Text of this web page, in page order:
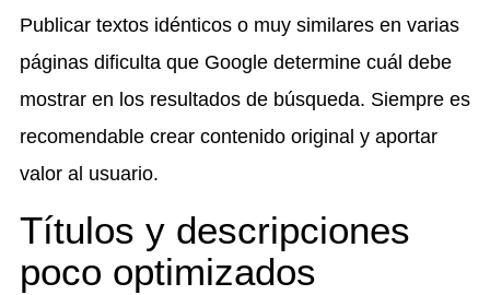
Publicar textos idénticos o muy similares en varias
páginas dificulta que Google determine cuál debe
mostrar en los resultados de búsqueda. Siempre es
recomendable crear contenido original y aportar
valor al usuario.
Títulos y descripciones
poco optimizados